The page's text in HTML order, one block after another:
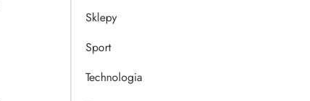
Sklepy
Sport
Technologia